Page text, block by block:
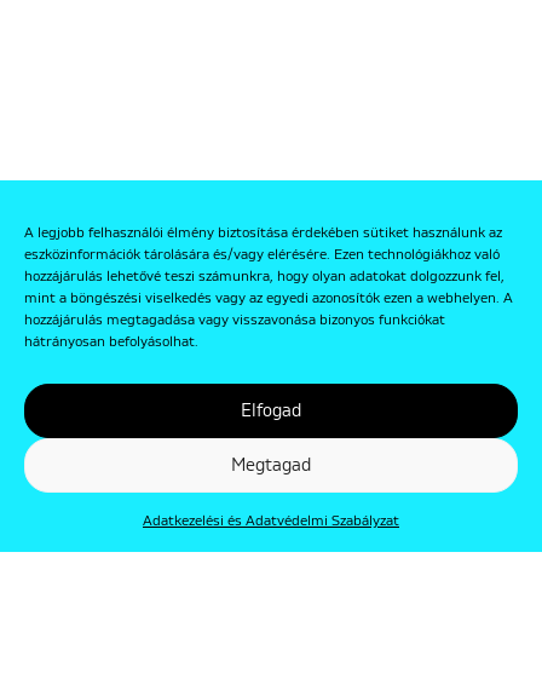
A legjobb felhasználói élmény biztosítása érdekében sütiket használunk az
eszközinformációk tárolására és/vagy elérésére. Ezen technológiákhoz való
hozzájárulás lehetővé teszi számunkra, hogy olyan adatokat dolgozzunk fel,
mint a böngészési viselkedés vagy az egyedi azonosítók ezen a webhelyen. A
hozzájárulás megtagadása vagy visszavonása bizonyos funkciókat
hátrányosan befolyásolhat.
Elfogad
Megtagad
Adatkezelési és Adatvédelmi Szabályzat